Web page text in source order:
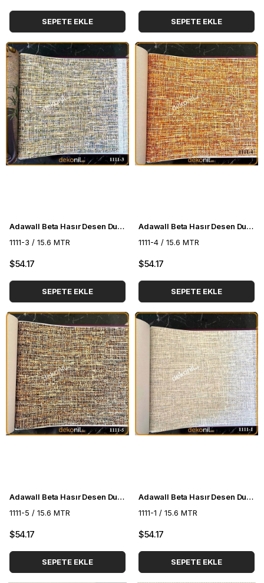
SEPETE EKLE SEPETE EKLE
Adawall Beta Hasır Desen Duvar Kağıdı 1111-3
1111-3 / 15.6 MTR
$54.17
SEPETE EKLE
Adawall Beta Hasır Desen Duvar Kağıdı 1111-4
1111-4 / 15.6 MTR
$54.17
SEPETE EKLE
Adawall Beta Hasır Desen Duvar Kağıdı 1111-5
1111-5 / 15.6 MTR
$54.17
SEPETE EKLE
Adawall Beta Hasır Desen Duvar Kağıdı 1111-1
1111-1 / 15.6 MTR
$54.17
SEPETE EKLE